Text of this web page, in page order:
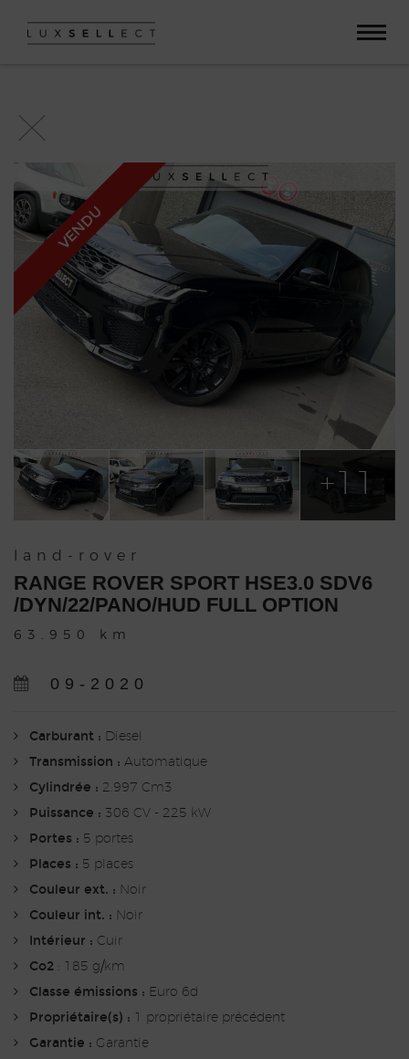
VENDU
+11
land-rover
RANGE ROVER SPORT HSE3.0 SDV6
/DYN/22/PANO/HUD FULL OPTION
63.950 km
09-2020
Carburant : Diesel
Transmission : Automatique
Cylindrée : 2.997 Cm3
Puissance : 306 CV - 225 kW
Portes : 5 portes
Places : 5 places
Couleur ext. : Noir
Couleur int. : Noir
Intérieur : Cuir
Co2 : 185 g/km
Classe émissions : Euro 6d
Propriétaire(s) : 1 propriétaire précédent
Garantie : Garantie